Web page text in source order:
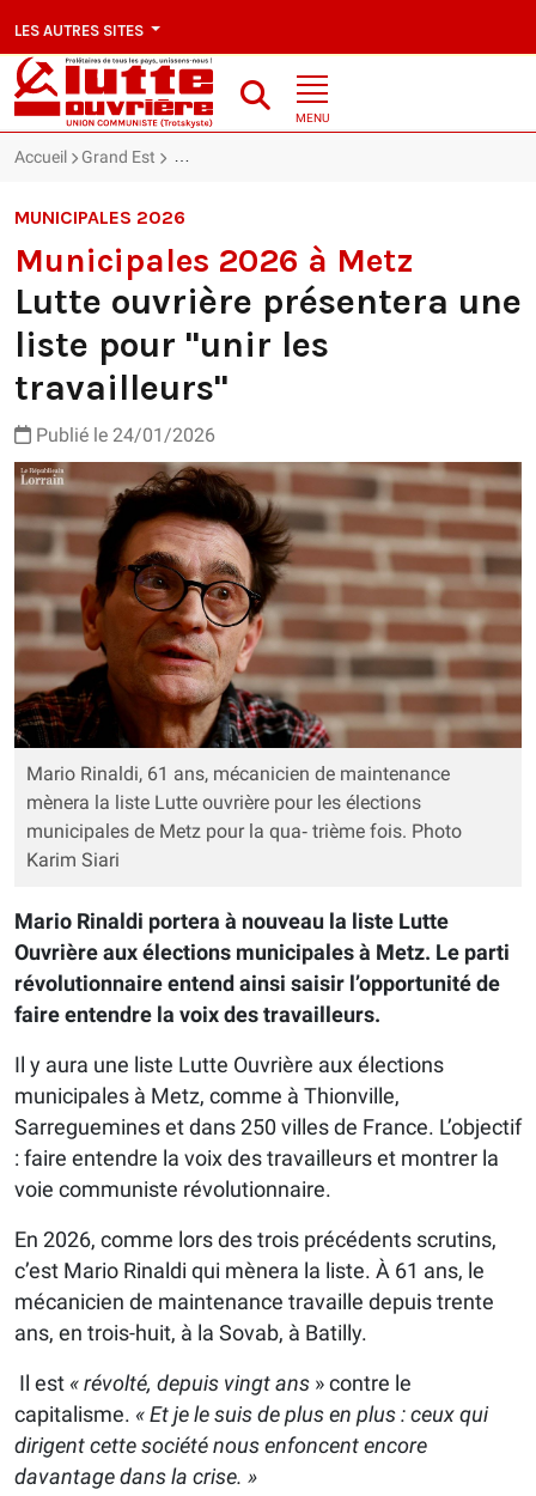
LES AUTRES SITES
MENU
Accueil Grand Est Lutte ouvrière présentera une liste pour "unir les
MUNICIPALES 2026
Municipales 2026 à Metz
Lutte ouvrière présentera une
liste pour "unir les
travailleurs"
Publié le 24/01/2026
Mario Rinaldi, 61 ans, mécanicien de maintenance
mènera la liste Lutte ouvrière pour les élections
municipales de Metz pour la qua‐ trième fois. Photo
Karim Siari
Mario Rinaldi portera à nouveau la liste Lutte
Ouvrière aux élections municipales à Metz. Le parti
révolutionnaire entend ainsi saisir l’opportunité de
faire entendre la voix des travailleurs.
Il y aura une liste Lutte Ouvrière aux élections
municipales à Metz, comme à Thionville,
Sarreguemines et dans 250 villes de France. L’objectif
: faire entendre la voix des travailleurs et montrer la
voie communiste révolutionnaire.
En 2026, comme lors des trois précédents scrutins,
c’est Mario Rinaldi qui mènera la liste. À 61 ans, le
mécanicien de maintenance travaille depuis trente
ans, en trois-huit, à la Sovab, à Batilly.
Il est « révolté, depuis vingt ans » contre le
capitalisme. « Et je le suis de plus en plus : ceux qui
dirigent cette société nous enfoncent encore
davantage dans la crise. »